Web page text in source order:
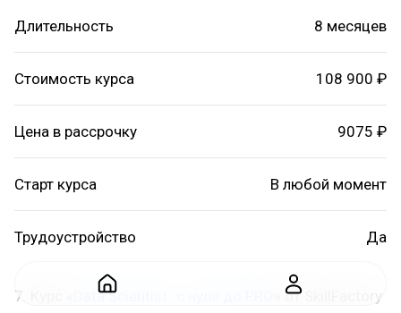
Длительность 8 месяцев
Стоимость курса 108 900 ₽
Цена в рассрочку 9075 ₽
Старт курса В любой момент
Трудоустройство Да
7. Курс « Data Scientist с нуля до PRO » от SkillFactory